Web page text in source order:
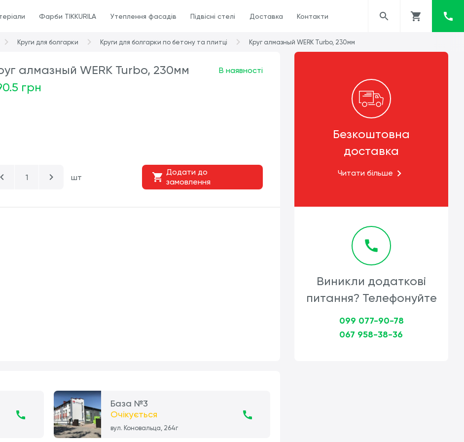
Фарби TIKKURILA Утеплення фасадів Підвісні стелі Доставка Контакти
Круги для болгарки Круги для болгарки по бетону та плитці Круг алмазный WERK Turbo, 230мм
алмазный WERK Turbo, 230мм
грн
В наявності
шт
Додати до
замовлення
Безкоштовна
доставка
Читати більше
Виникли додаткові
питання? Телефонуйте
099 077-90-78
067 958-38-36
База №3
Очікується
вул. Коновальца, 264г